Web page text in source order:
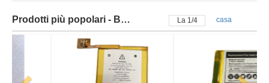
Prodotti più popolari - Batteria apple La 2/4 casa